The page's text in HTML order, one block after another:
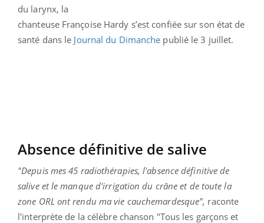
du larynx, la
chanteuse Françoise Hardy s’est confiée sur son état de
santé dans le Journal du Dimanche publié le 3 juillet.
Absence définitive de salive
"Depuis mes 45 radiothérapies, l'absence définitive de
salive et le manque d'irrigation du crâne et de toute la
zone ORL ont rendu ma vie cauchemardesque", raconte
l'interprète de la célèbre chanson "Tous les garçons et